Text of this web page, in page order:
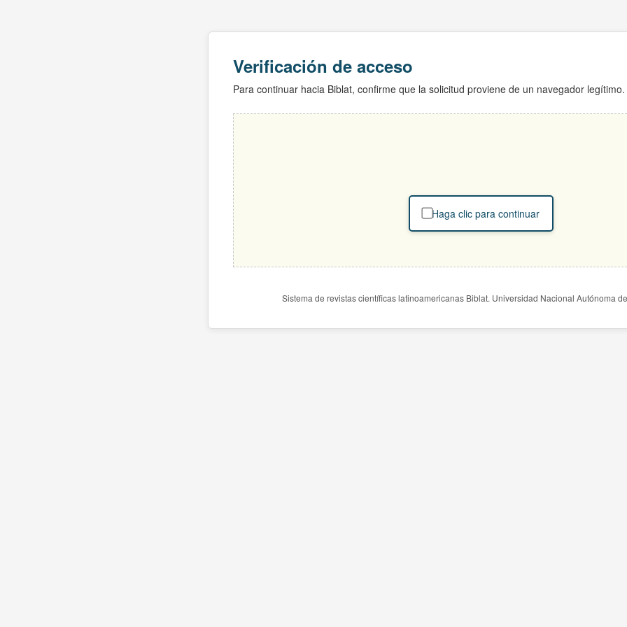
Verificación de acceso
Para continuar hacia Biblat, confirme que la solicitud proviene de un navegador legítimo.
Haga clic para continuar
Sistema de revistas científicas latinoamericanas Biblat. Universidad Nacional Autónoma